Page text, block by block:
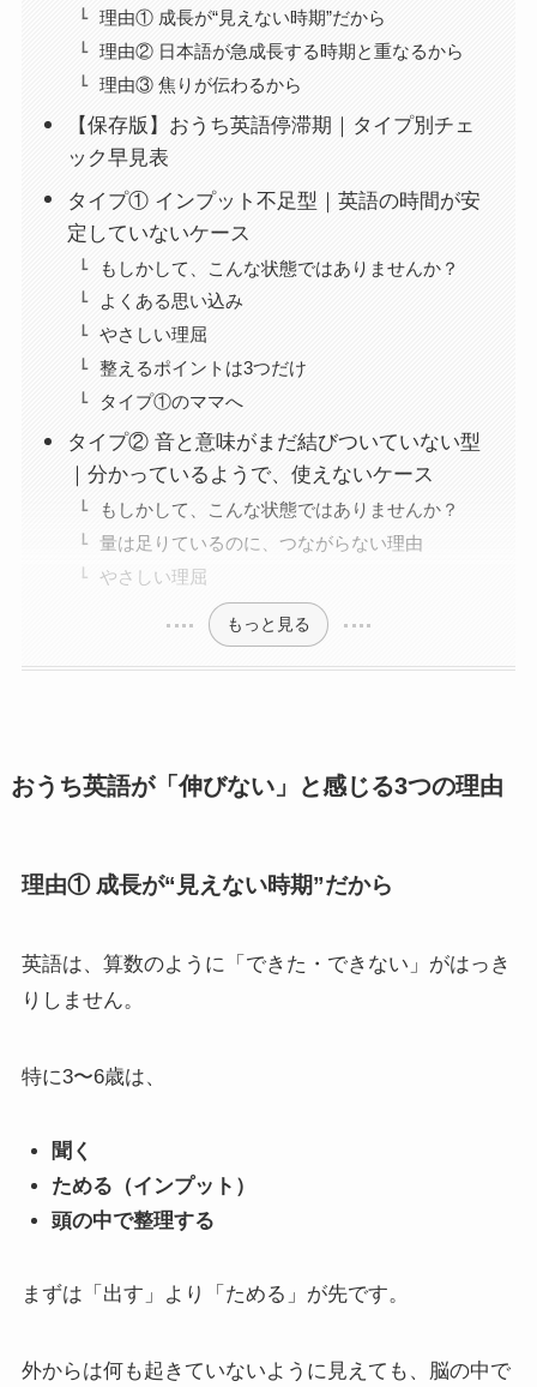
理由① 成長が“見えない時期”だから
理由② 日本語が急成長する時期と重なるから
理由③ 焦りが伝わるから
【保存版】おうち英語停滞期｜タイプ別チェ
ック早見表
タイプ① インプット不足型｜英語の時間が安
定していないケース
もしかして、こんな状態ではありませんか？
よくある思い込み
やさしい理屈
整えるポイントは3つだけ
タイプ①のママへ
タイプ② 音と意味がまだ結びついていない型
｜分かっているようで、使えないケース
もしかして、こんな状態ではありませんか？
量は足りているのに、つながらない理由
やさしい理屈
もっと見る
おうち英語が「伸びない」と感じる3つの理由
理由① 成長が“見えない時期”だから
英語は、算数のように「できた・できない」がはっき
りしません。
特に3〜6歳は、
聞く
ためる（インプット）
頭の中で整理する
まずは「出す」より「ためる」が先です。
外からは何も起きていないように見えても、脳の中で